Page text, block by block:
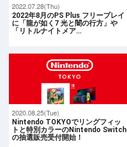
2022.07.28(Thu)
2022年8月のPS Plus フリープレイ
に「龍が如く7 光と闇の行方」や
「リトルナイトメア…
2020.08.25(Tue)
Nintendo TOKYOでリングフィッ
トと特別カラーのNintendo Switch
の抽選販売受付開始！